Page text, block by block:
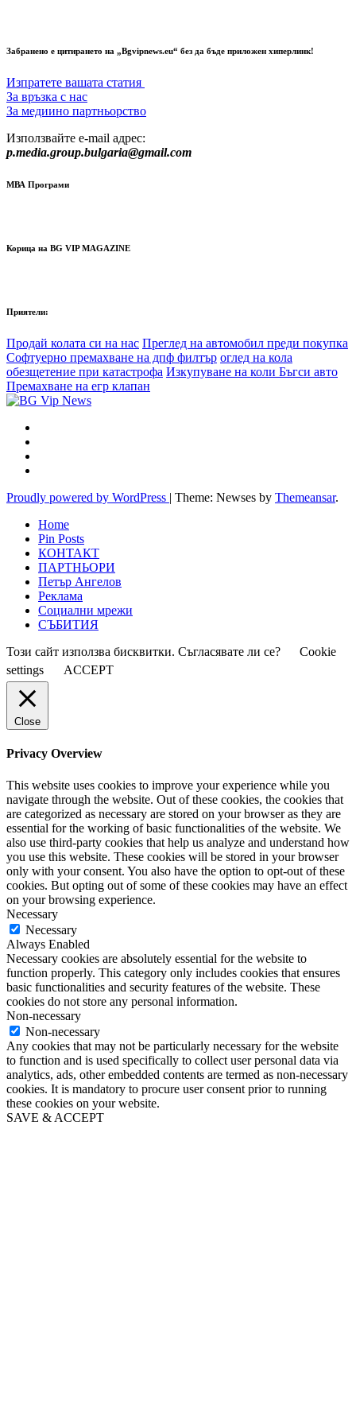
Забранено е цитирането на „Bgvipnews.eu“ без да бъде приложен хиперлинк!
Изпратете вашата статия
За връзка с нас
За медиино партньорство
Използвайте e-mail адрес:
p.media.group.bulgaria@gmail.com
МВА Програми
Корица на BG VIP MAGAZINE
Приятели:
Продай колата си на нас Преглед на автомобил преди покупка
Софтуерно премахване на дпф филтър оглед на кола
обезщетение при катастрофа Изкупуване на коли Бъгси авто
Премахване на егр клапан
Proudly powered by WordPress | Theme: Newses by Themeansar.
Home
Pin Posts
КОНТАКТ
ПАРТНЬОРИ
Петър Ангелов
Реклама
Социални мрежи
СЪБИТИЯ
Този сайт използва бисквитки. Съгласявате ли се?
Cookie
settings
ACCEPT
Close
Privacy Overview
This website uses cookies to improve your experience while you
navigate through the website. Out of these cookies, the cookies that
are categorized as necessary are stored on your browser as they are
essential for the working of basic functionalities of the website. We
also use third-party cookies that help us analyze and understand how
you use this website. These cookies will be stored in your browser
only with your consent. You also have the option to opt-out of these
cookies. But opting out of some of these cookies may have an effect
on your browsing experience.
Necessary
Necessary
Always Enabled
Necessary cookies are absolutely essential for the website to
function properly. This category only includes cookies that ensures
basic functionalities and security features of the website. These
cookies do not store any personal information.
Non-necessary
Non-necessary
Any cookies that may not be particularly necessary for the website
to function and is used specifically to collect user personal data via
analytics, ads, other embedded contents are termed as non-necessary
cookies. It is mandatory to procure user consent prior to running
these cookies on your website.
SAVE & ACCEPT